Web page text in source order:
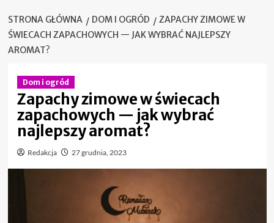
STRONA GŁÓWNA DOM I OGRÓD
ZAPACHY ZIMOWE W
ŚWIECACH ZAPACHOWYCH — JAK WYBRAĆ NAJLEPSZY
AROMAT?
Dom i ogród
Zapachy zimowe w świecach
zapachowych — jak wybrać
najlepszy aromat?
Redakcja 27 grudnia, 2023